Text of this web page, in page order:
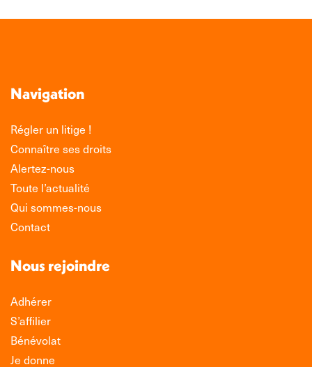
Navigation
Régler un litige !
Connaître ses droits
Alertez-nous
Toute l’actualité
Qui sommes-nous
Contact
Nous rejoindre
Adhérer
S’affilier
Bénévolat
Je donne